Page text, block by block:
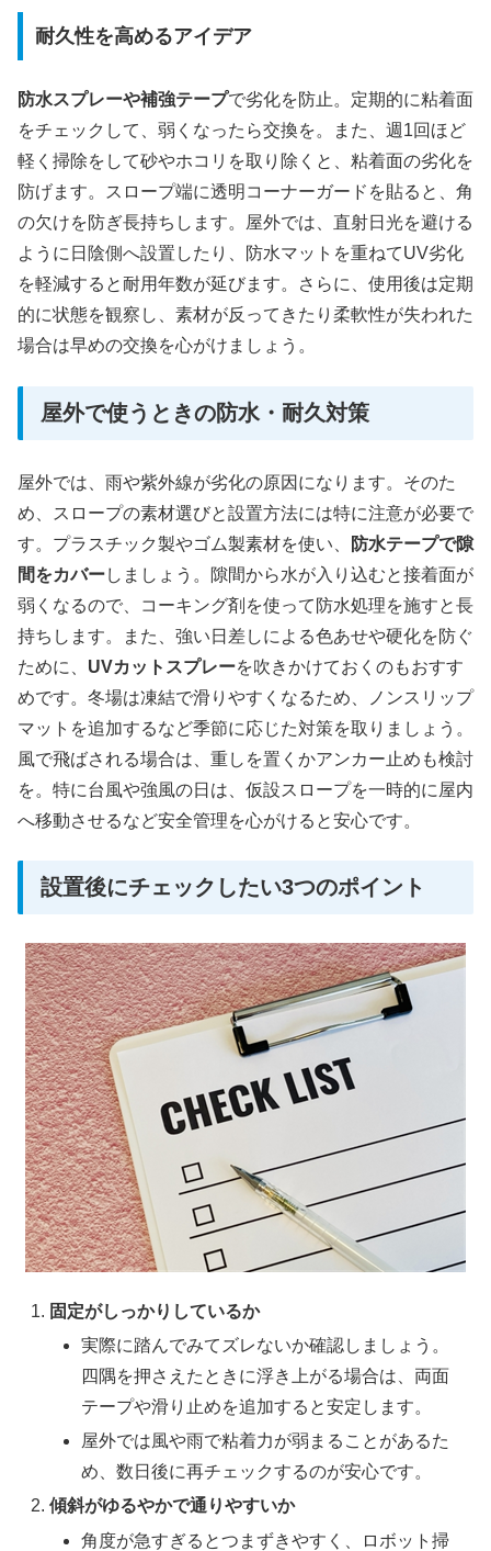
耐久性を高めるアイデア
防水スプレーや補強テープで劣化を防止。定期的に粘着面
をチェックして、弱くなったら交換を。また、週1回ほど
軽く掃除をして砂やホコリを取り除くと、粘着面の劣化を
防げます。スロープ端に透明コーナーガードを貼ると、角
の欠けを防ぎ長持ちします。屋外では、直射日光を避ける
ように日陰側へ設置したり、防水マットを重ねてUV劣化
を軽減すると耐用年数が延びます。さらに、使用後は定期
的に状態を観察し、素材が反ってきたり柔軟性が失われた
場合は早めの交換を心がけましょう。
屋外で使うときの防水・耐久対策
屋外では、雨や紫外線が劣化の原因になります。そのた
め、スロープの素材選びと設置方法には特に注意が必要で
す。プラスチック製やゴム製素材を使い、
防水テープで隙
間をカバーしましょう。隙間から水が入り込むと接着面が
弱くなるので、コーキング剤を使って防水処理を施すと長
持ちします。また、強い日差しによる色あせや硬化を防ぐ
ために、 UVカットスプレーを吹きかけておくのもおすす
めです。冬場は凍結で滑りやすくなるため、ノンスリップ
マットを追加するなど季節に応じた対策を取りましょう。
風で飛ばされる場合は、重しを置くかアンカー止めも検討
を。特に台風や強風の日は、仮設スロープを一時的に屋内
へ移動させるなど安全管理を心がけると安心です。
設置後にチェックしたい3つのポイント
固定がしっかりしているか
実際に踏んでみてズレないか確認しましょう。
四隅を押さえたときに浮き上がる場合は、両面
テープや滑り止めを追加すると安定します。
屋外では風や雨で粘着力が弱まることがあるた
め、数日後に再チェックするのが安心です。
傾斜がゆるやかで通りやすいか
角度が急すぎるとつまずきやすく、ロボット掃